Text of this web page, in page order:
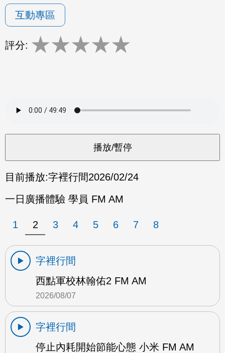
互動專區
評分: ★★★★★
目前播放:字裡行間2026/02/24
一日廣播體驗 學員 FM AM
1 2 3 4 5 6 7 8
字裡行間
西點軍校林翰佑2 FM AM
2026/08/07
字裡行間
停止內耗開始節能心態 小米 FM AM